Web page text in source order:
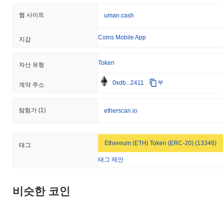
웹 사이트 uman.cash
지갑 Coins Mobile App
자산 유형 Token
계약 주소 0xdb...2411 부
탐험가 (1) etherscan.io
태그 Ethereum (ETH) Token (ERC-20) (13346)
태그 제안
비슷한 코인